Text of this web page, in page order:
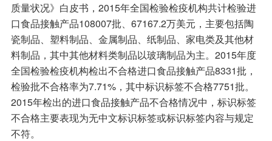
质量状况》白皮书，2015年全国检验检疫机构共计检验进
口食品接触产品108007批、67167.2万美元，主要包括陶
瓷制品、塑料制品、金属制品、纸制品、家电类及其他材
料制品，其中其他材料类制品以玻璃制品为主。2015年度
全国检验检疫机构检出不合格进口食品接触产品8331批，
检验批不合格率为7.71%，其中标识标签不合格7751批。
2015年检出的进口食品接触产品不合格情况中，标识标签
不合格主要表现为无中文标识标签或标识标签内容与规定
不符。